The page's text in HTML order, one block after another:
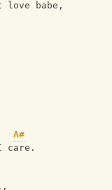
babe,
A#
care.